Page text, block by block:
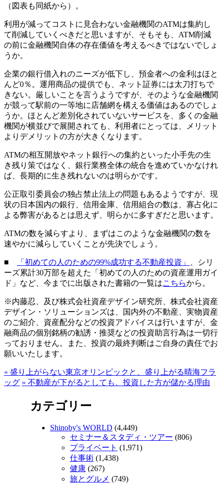
（図表も同紙から）。
利用が減ってコストに見合わない金融機関のATMは集約し
て削減していくべきだと思いますが、そもそも、ATM削減
の前に金融機関自体の存在価値を考えるべきではないでしょ
うか。
企業の銀行借入れのニーズが低下し、預金者への金利はほと
んど0％。運用商品の提供でも、ネット証券には太刀打ちで
きない。厳しいことを言うようですが、そのような金融機関
が競って駅前の一等地に店舗網を構える価値はあるのでしょ
うか。ほとんど差別化されていないサービスを、多くの金融
機関が横並びで展開されても、利用者にとっては、メリット
よりデメリットの方が大きくなります。
ATMの相互開放やネット銀行への集約といった小手先の生
き残り策ではなく、銀行業務全体の統合を進めていかなけれ
ば、長期的に生き残れないのは明らかです。
公正取引委員会の独占禁止法上の問題もあるようですが、現
状の日本国内の銀行、信用金庫、信用組合の数は、寡占化に
よる弊害があるとは思えず、明らかに多すぎだと思います。
ATMの数を減らすより、まずはこのような金融機関の数を
速やかに減らしていくことが先決でしょう。
■ 「初めての人のための99%成功する不動産投資」
、シリ
ーズ累計30万部を超えた「初めての人のための資産運用ガイ
ド」など、今までに出版された書籍の一覧はこちらから。
※内藤忍、及び株式会社資産デザイン研究所、株式会社資産
デザイン・ソリューションズは、国内外の不動産、実物資産
のご紹介、資産配分などの投資アドバイスは行いますが、金
融商品の個別銘柄の勧誘・推奨などの投資助言行為は一切行
っておりません。また、投資の最終判断はご自身の責任でお
願いいたします。
« 盛り上がらない東京オリンピックと、盛り上がる晴海フラ
ッグ » 不動産が下がるとしても、投資した方が儲かる理由
カテゴリー
Shinoby's WORLD (4,449)
セミナー＆スタディ・ツアー (806)
プライベート (1,971)
仕事術 (1,438)
健康 (267)
旅とグルメ (749)